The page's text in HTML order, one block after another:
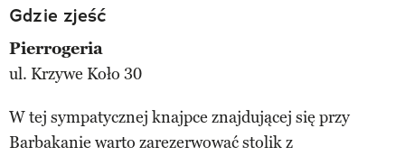
Gdzie zjeść
Pierrogeria
ul. Krzywe Koło 30
W tej sympatycznej knajpce znajdującej się przy
Barbakanie warto zarezerwować stolik z